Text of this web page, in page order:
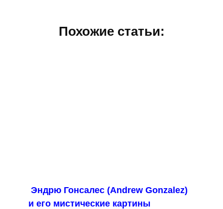
Похожие статьи:
Эндрю Гонсалес (Andrew Gonzalez)
и его мистические картины